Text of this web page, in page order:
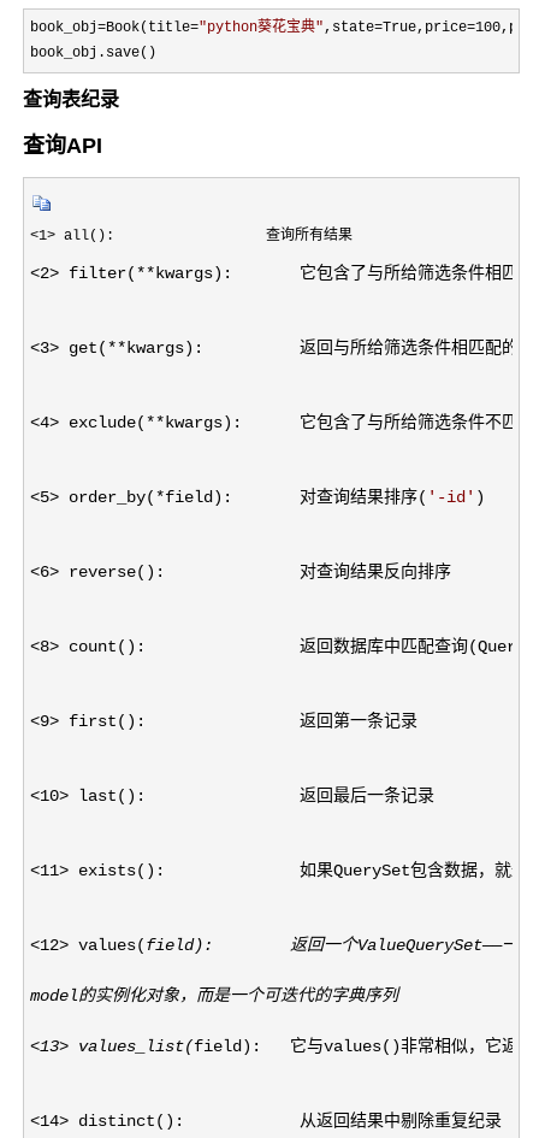
book_obj=Book(title="python葵花宝典"
book_obj.save()
查询表纪录
查询API
<1>
<2> filter(**kwargs):       它包含了与所给筛选条件相匹配
<3> get(**kwargs):          返回与所给筛选条件相匹配的对象
<4> exclude(**kwargs):      它包含了与所给筛选条件不匹配
<5> order_by(*field):       对查询结果排序( ' -id ' )
<6> reverse():              对查询结果反向排序
<8> count():                返回数据库中匹配查询
<9> first():                返回第一条记录
<10> last():                返回最后一条记录
<11> exists():              如果QuerySet包含数据，就返回
<12> values(field):        返回一个ValueQuerySet——一个特
model的实例化对象，而是一个可迭代的字典序列
<13> values_list(field):   它与values()非常相似，它返回的
<14> distinct():            从返回结果中剔除重复纪录